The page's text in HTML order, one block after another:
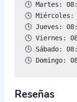
🕓 Martes:
🕓 Miércoles:
🕓 Jueves:
🕓 Viernes:
🕓 Sábado:
🕓 Domingo:
Reseñas